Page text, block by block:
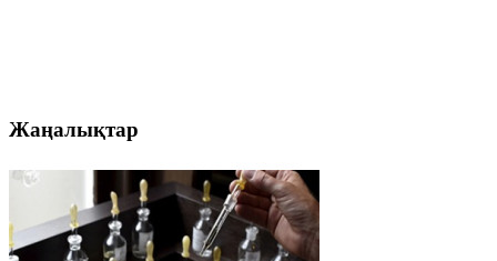
Жаңалықтар